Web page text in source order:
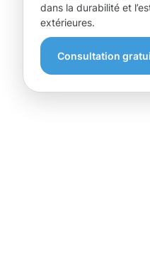
dans la durabilité et
extérieures.
Consultation